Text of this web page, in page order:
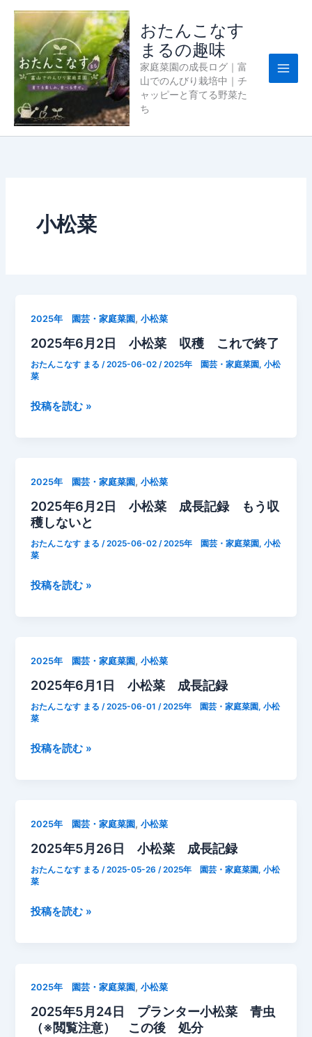
おたんこなす
まるの趣味
家庭菜園の成長ログ｜富
山でのんびり栽培中｜チ
ャッピーと育てる野菜た
ち
小松菜
2025年 園芸・家庭菜園 ,小松菜
2025年6月2日 小松菜 収穫 これで終了
おたんこなす まる /2025-06-02 /2025年 園芸・家庭菜園,小松
菜
2025
日
小
松
菜
収
こ
了
投稿を読む »
2025年 園芸・家庭菜園 ,小松菜
2025年6月2日 小松菜 成長記録 もう収
穫しないと
おたんこなす まる /2025-06-02 /2025年 園芸・家庭菜園,小松
菜
2025
日
小
松
菜
長
う
穫
し
な
と
投稿を読む »
2025年 園芸・家庭菜園 ,小松菜
2025年6月1日 小松菜 成長記録
おたんこなす まる/2025-06-01/2025年 園芸・家庭菜園,小松
菜
2025
日
小
松
菜
長
投稿を読む »
2025年 園芸・家庭菜園 ,小松菜
2025年5月26日 小松菜 成長記録
おたんこなす まる/2025-05-26/2025年 園芸・家庭菜園,小松
菜
2025
日
小
松
投稿を読む »
2025年 園芸・家庭菜園 ,小松菜
2025年5月24日 プランター小松菜 青虫
（※閲覧注意） この後 処分